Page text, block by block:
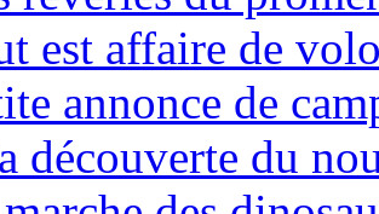
est affaire de
annonce de
découverte du